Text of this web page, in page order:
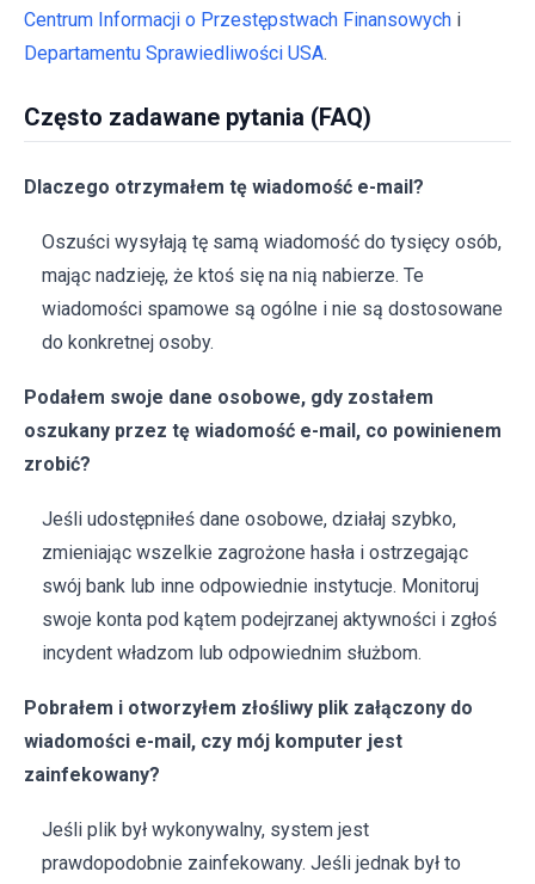
Centrum Informacji o Przestępstwach Finansowych i
Departamentu Sprawiedliwości USA.
Często zadawane pytania (FAQ)
Dlaczego otrzymałem tę wiadomość e-mail?
Oszuści wysyłają tę samą wiadomość do tysięcy osób,
mając nadzieję, że ktoś się na nią nabierze. Te
wiadomości spamowe są ogólne i nie są dostosowane
do konkretnej osoby.
Podałem swoje dane osobowe, gdy zostałem
oszukany przez tę wiadomość e-mail, co powinienem
zrobić?
Jeśli udostępniłeś dane osobowe, działaj szybko,
zmieniając wszelkie zagrożone hasła i ostrzegając
swój bank lub inne odpowiednie instytucje. Monitoruj
swoje konta pod kątem podejrzanej aktywności i zgłoś
incydent władzom lub odpowiednim służbom.
Pobrałem i otworzyłem złośliwy plik załączony do
wiadomości e-mail, czy mój komputer jest
zainfekowany?
Jeśli plik był wykonywalny, system jest
prawdopodobnie zainfekowany. Jeśli jednak był to